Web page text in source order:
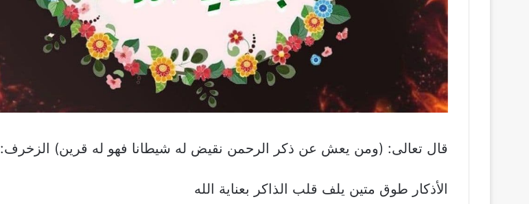
قال تعالى: (ومن يعش عن ذكر الرحمن نقيض له شيطانا فهو له قرين) الزخرف: 36
الأذكار طوق متين يلف قلب الذاكر بعناية الله